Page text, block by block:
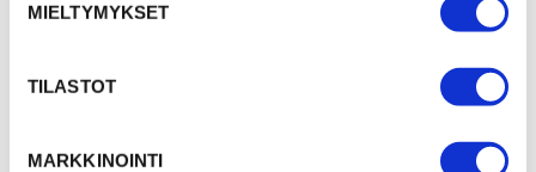
MIELTYMYKSET
TILASTOT
MARKKINOINTI
Olen valmistunut fysioterapeutiksi vuonna
2020 ja työskennellyt siitä asti yksityisellä
sektorilla suurimmaksi osaksi
neurologisten kuntoutujien kanssa fysio-